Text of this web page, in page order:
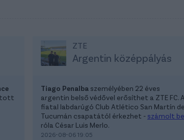
ZTE
Argentin középpályás
Tiago Penalba személyében 22 éves
argentin belső védővel erősíthet a ZTE FC. A
fiatal labdarúgó Club Atlético San Martín de
Tucumán csapatától érkezhet - számolt be
róla César Luis Merlo.
2026-08-06 19:05